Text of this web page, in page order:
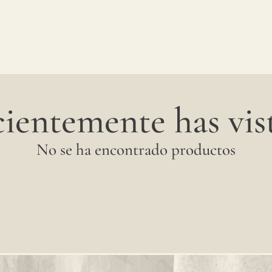
has
No se ha encontrado productos